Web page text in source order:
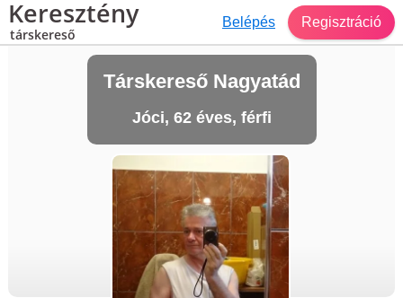
Keresztény
társkereső
Belépés Regisztráció
Társkereső Nagyatád
Jóci, 62 éves, férfi